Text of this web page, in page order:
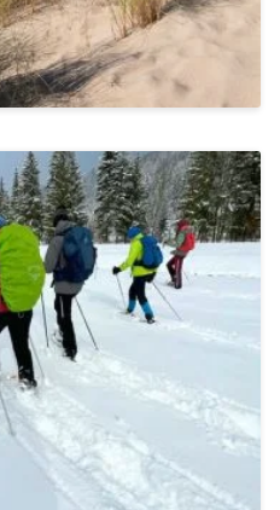
In Kirchdorf In
Ab 1.345€